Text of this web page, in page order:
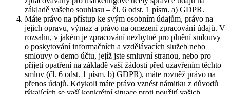
základě vašeho souhlasu – čl. 6 odst. 1 písm. a) GDPR.
Máte právo na přístup ke svým osobním údajům, právo na
jejich opravu, výmaz a právo na omezení zpracování údajů. V
rozsahu, v jakém je zpracování nezbytné pro plnění smlouvy
o poskytování informačních a vzdělávacích služeb nebo
smlouvy o demo účtu, jejíž jste smluvní stranou, nebo pro
přijetí opatření na základě vaší žádosti před uzavřením těchto
smluv (čl. 6 odst. 1 písm. b) GDPR), máte rovněž právo na
přenos údajů. Kdykoli máte právo vznést námitku z důvodů